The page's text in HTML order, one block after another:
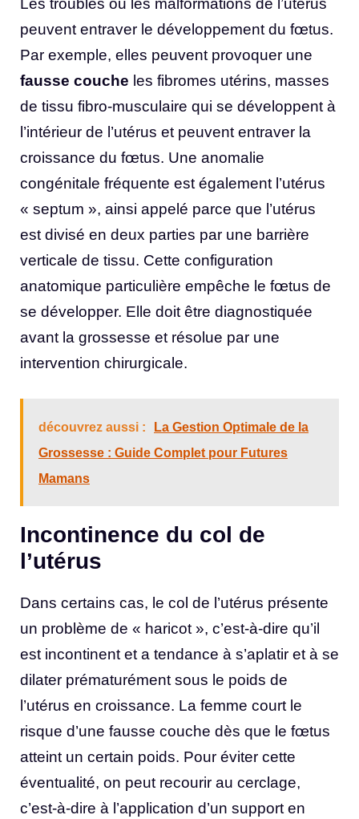
peuvent entraver le développement du fœtus.
Par exemple, elles peuvent provoquer une
fausse couche les fibromes utérins, masses
de tissu fibro-musculaire qui se développent à
l’intérieur de l’utérus et peuvent entraver la
croissance du fœtus. Une anomalie
congénitale fréquente est également l’utérus
« septum », ainsi appelé parce que l’utérus
est divisé en deux parties par une barrière
verticale de tissu. Cette configuration
anatomique particulière empêche le fœtus de
se développer. Elle doit être diagnostiquée
avant la grossesse et résolue par une
intervention chirurgicale.
découvrez aussi :
La Gestion Optimale de la
Grossesse : Guide Complet pour Futures
Mamans
Incontinence du col de
l’utérus
Dans certains cas, le col de l’utérus présente
un problème de « haricot », c’est-à-dire qu’il
est incontinent et a tendance à s’aplatir et à se
dilater prématurément sous le poids de
l’utérus en croissance. La femme court le
risque d’une fausse couche dès que le fœtus
atteint un certain poids. Pour éviter cette
éventualité, on peut recourir au cerclage,
c’est-à-dire à l’application d’un support en